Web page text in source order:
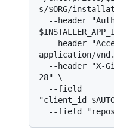
s/$ORG/
application/
28" \